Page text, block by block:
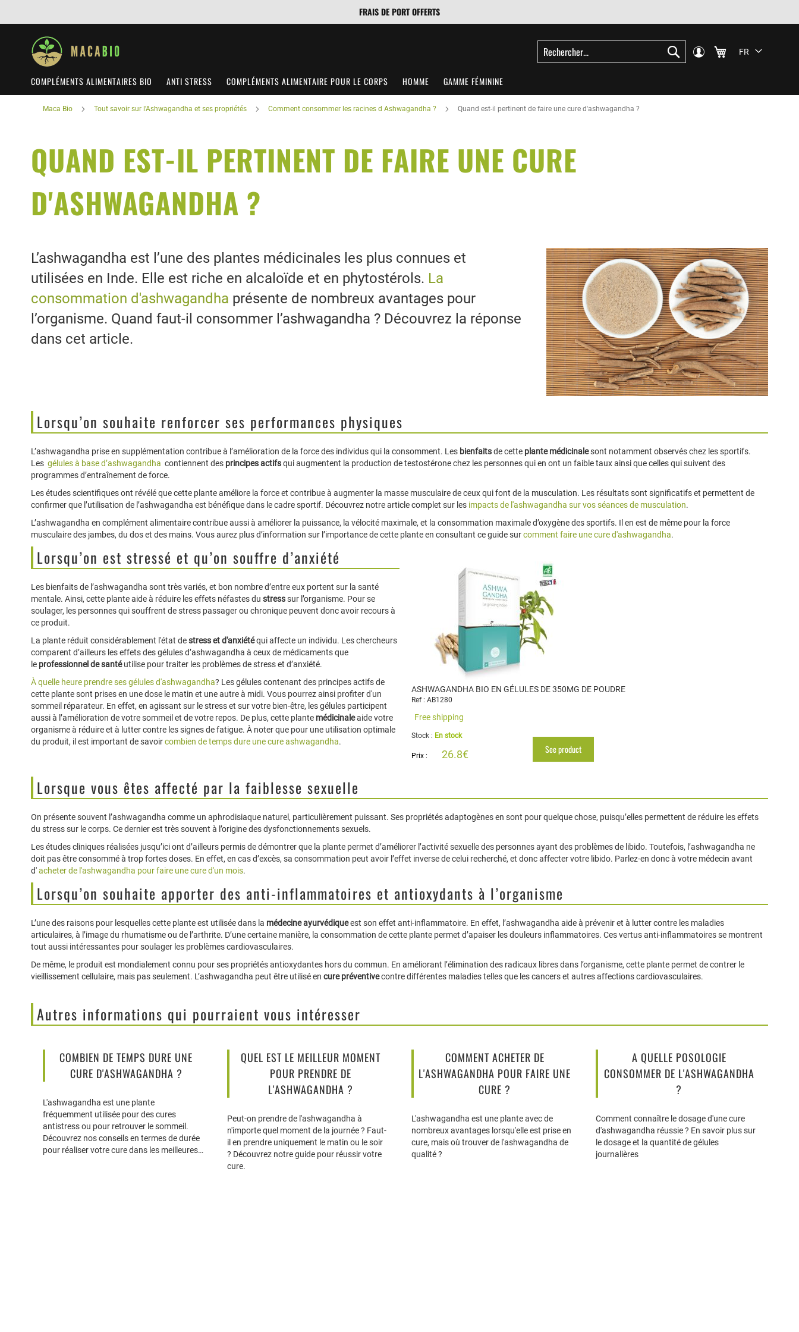
FRAIS DE PORT OFFERTS
Mon
compte
Langue
FR
Rechercher
Rechercher
COMPLÉMENTS ALIMENTAIRES BIO ANTI STRESS COMPLÉMENTS ALIMENTAIRE POUR LE CORPS HOMME GAMME FÉMININE
QUAND EST-IL PERTINENT DE FAIRE UNE CURE
D'ASHWAGANDHA ?
L’ashwagandha est l’une des plantes médicinales les plus connues et
utilisées en Inde. Elle est riche en alcaloïde et en phytostérols. La
consommation d'ashwagandha présente de nombreux avantages pour
l’organisme. Quand faut-il consommer l’ashwagandha ? Découvrez la réponse
dans cet article.
Lorsqu’on souhaite renforcer ses performances physiques
L’ashwagandha prise en supplémentation contribue à l’amélioration de la force des individus qui la consomment. Les bienfaitsde cette plante médicinalesont notamment observés chez les sportifs.
Les gélules à base d’ashwagandha contiennent des principesactifsqui augmentent la production de testostérone chez les personnes qui en ont un faible taux ainsi que celles qui suivent des
programmes d’entraînement de force.
Les études scientifiques ont révélé que cette plante améliore la force et contribue à augmenter la masse musculaire de ceux qui font de la musculation. Les résultats sont significatifs et permettent de
confirmer que l’utilisation de l’ashwagandha est bénéfique dans le cadre sportif. Découvrez notre article complet sur les impacts de l'ashwagandha sur vos séances de musculation.
L’ashwagandha en complément alimentaire contribue aussi à améliorer la puissance, la vélocité maximale, et la consommation maximale d’oxygène des sportifs. Il en est de même pour la force
musculaire des jambes, du dos et des mains. Vous aurez plus d’information sur l’importance de cette plante en consultant ce guide surcomment faire une cure d'ashwagandha.
Lorsqu’on est stressé et qu’on souffre d’anxiété
Les bienfaits de l’ashwagandha sont très variés, et bon nombre d’entre eux portent sur la santé
mentale. Ainsi, cette plante aide à réduire les effets néfastes du stresssur l’organisme. Pour se
soulager, les personnes qui souffrent de stress passager ou chronique peuvent donc avoir recours à
ce produit.
La plante réduit considérablement l'état destress et d'anxiétéqui affecte un individu. Les chercheurs
comparent d’ailleurs les effets des gélules d’ashwagandha à ceux de médicaments que
le professionnel de santéutilise pour traiter les problèmes de stress et d’anxiété.
À quelle heure prendre ses gélules d'ashwagandha? Les gélules contenant des principes actifs de
cette plante sont prises en une dose le matin et une autre à midi. Vous pourrez ainsi profiter d'un
sommeil réparateur. En effet, en agissant sur le stress et sur votre bien-être, les gélules participent
aussi à l’amélioration de votre sommeil et de votre repos. De plus, cette plante médicinaleaide votre
organisme à réduire et à lutter contre les signes de fatigue. À noter que pour une utilisation optimale
du produit, il est important de savoircombien de temps dure une cure ashwagandha.
ASHWAGANDHA BIO EN GÉLULES DE 350MG DE POUDRE
Ref : AB1280
Free shipping
Stock : En stock
Prix : 26.8€ See product
Lorsque vous êtes affecté par la faiblesse sexuelle
On présente souvent l’ashwagandha comme un aphrodisiaque naturel, particulièrement puissant. Ses propriétés adaptogènes en sont pour quelque chose, puisqu’elles permettent de réduire les effets
du stress sur le corps. Ce dernier est très souvent à l’origine des dysfonctionnements sexuels.
Les études cliniques réalisées jusqu’ici ont d’ailleurs permis de démontrer que la plante permet d’améliorer l’activité sexuelle des personnes ayant des problèmes de libido. Toutefois, l’ashwagandha ne
doit pas être consommé à trop fortes doses. En effet, en cas d’excès, sa consommation peut avoir l’effet inverse de celui recherché, et donc affecter votre libido. Parlez-en donc à votre médecin avant
d'acheter de l'ashwagandha pour faire une cure d'un mois.
Lorsqu’on souhaite apporter des anti-inflammatoires et antioxydants à l’organisme
L’une des raisons pour lesquelles cette plante est utilisée dans la médecine ayurvédiqueest son effet anti-inflammatoire. En effet, l’ashwagandha aide à prévenir et à lutter contre les maladies
articulaires, à l’image du rhumatisme ou de l’arthrite. D’une certaine manière, la consommation de cette plante permet d’apaiser les douleurs inflammatoires. Ces vertus anti-inflammatoires se montrent
tout aussi intéressantes pour soulager les problèmes cardiovasculaires.
De même, le produit est mondialement connu pour ses propriétés antioxydantes hors du commun. En améliorant l’élimination des radicaux libres dans l’organisme, cette plante permet de contrer le
vieillissement cellulaire, mais pas seulement. L’ashwagandha peut être utilisé en cure préventivecontre différentes maladies telles que les cancers et autres affections cardiovasculaires.
Autres informations qui pourraient vous intéresser
COMBIEN DE TEMPS DURE UNE
CURE D'ASHWAGANDHA ?
L'ashwagandha est une plante
fréquemment utilisée pour des cures
antistress ou pour retrouver le sommeil.
Découvrez nos conseils en termes de durée
pour réaliser votre cure dans les meilleures
QUEL EST LE MEILLEUR MOMENT
POUR PRENDRE DE
L'ASHWAGANDHA ?
Peut-on prendre de l'ashwagandha à
n'importe quel moment de la journée ? Faut-
il en prendre uniquement le matin ou le soir
? Découvrez notre guide pour réussir votre
cure.
COMMENT ACHETER DE
L'ASHWAGANDHA POUR FAIRE UNE
CURE ?
L'ashwagandha est une plante avec de
nombreux avantages lorsqu'elle est prise en
cure, mais où trouver de l'ashwagandha de
qualité ?
A QUELLE POSOLOGIE
CONSOMMER DE L'ASHWAGANDHA
?
Comment connaître le dosage d'une cure
d'ashwagandha réussie ? En savoir plus sur
le dosage et la quantité de gélules
journalières
Maca Bio Tout savoir sur l'Ashwagandha et ses propriétés Comment consommer les racines d Ashwagandha ? Quand est-il pertinent de faire une cure d'ashwagandha ?